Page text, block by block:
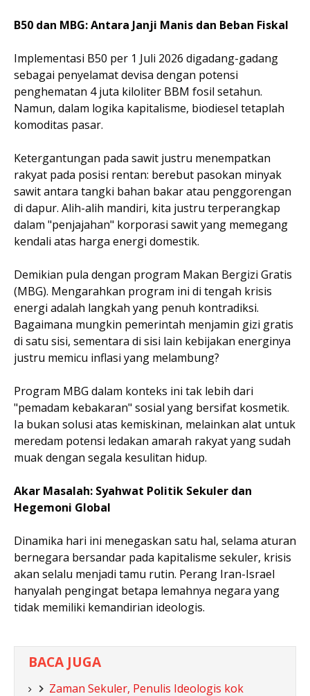
B50 dan MBG: Antara Janji Manis dan Beban Fiskal
Implementasi B50 per 1 Juli 2026 digadang-gadang
sebagai penyelamat devisa dengan potensi
penghematan 4 juta kiloliter BBM fosil setahun.
Namun, dalam logika kapitalisme, biodiesel tetaplah
komoditas pasar.
Ketergantungan pada sawit justru menempatkan
rakyat pada posisi rentan: berebut pasokan minyak
sawit antara tangki bahan bakar atau penggorengan
di dapur. Alih-alih mandiri, kita justru terperangkap
dalam "penjajahan" korporasi sawit yang memegang
kendali atas harga energi domestik.
Demikian pula dengan program Makan Bergizi Gratis
(MBG). Mengarahkan program ini di tengah krisis
energi adalah langkah yang penuh kontradiksi.
Bagaimana mungkin pemerintah menjamin gizi gratis
di satu sisi, sementara di sisi lain kebijakan energinya
justru memicu inflasi yang melambung?
Program MBG dalam konteks ini tak lebih dari
"pemadam kebakaran" sosial yang bersifat kosmetik.
Ia bukan solusi atas kemiskinan, melainkan alat untuk
meredam potensi ledakan amarah rakyat yang sudah
muak dengan segala kesulitan hidup.
Akar Masalah: Syahwat Politik Sekuler dan
Hegemoni Global
Dinamika hari ini menegaskan satu hal, selama aturan
bernegara bersandar pada kapitalisme sekuler, krisis
akan selalu menjadi tamu rutin. Perang Iran-Israel
hanyalah pengingat betapa lemahnya negara yang
tidak memiliki kemandirian ideologis.
BACA JUGA
Zaman Sekuler, Penulis Ideologis kok